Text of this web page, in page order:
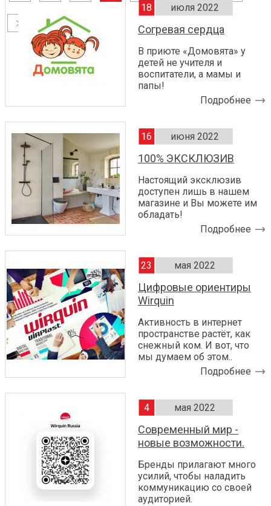
18
июля 2022
Согревая сердца
В приюте «Домовята» у
детей не учителя и
воспитатели, а мамы и
папы!
Подробнее
16 июня 2022
100% ЭКСКЛЮЗИВ
Настоящий эксклюзив
доступен лишь в нашем
магазине и Вы можете им
обладать!
Подробнее
23 мая 2022
Цифровые ориентиры
Wirquin
Активность в интернет
пространстве растёт, как
снежный ком. И вот, что
мы думаем об этом..
Подробнее
4 мая 2022
Современный мир -
новые возможности.
Бренды прилагают много
усилий, чтобы наладить
коммуникацию со своей
аудиторией.